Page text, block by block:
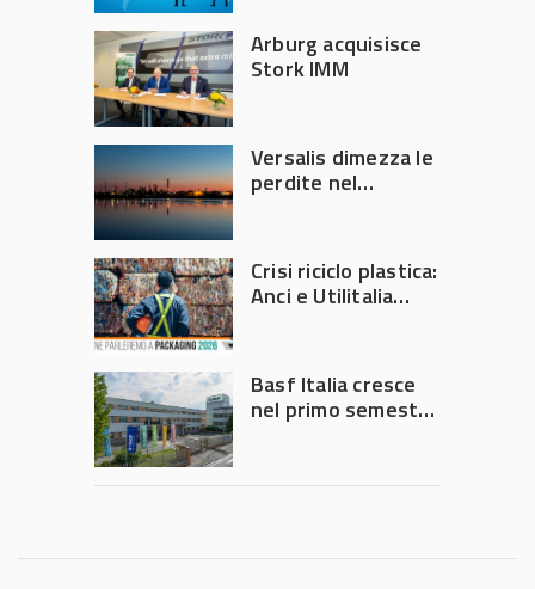
Arburg acquisisce
Stork IMM
Versalis dimezza le
perdite nel
Crisi riciclo plastica:
Anci e Utilitalia
Governo
Basf Italia cresce
nel primo semestre